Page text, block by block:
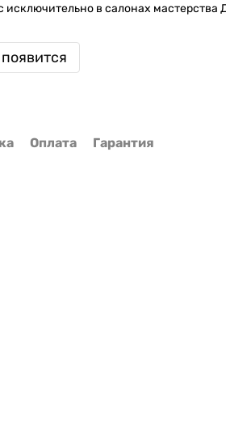
исключительно в салонах мастерства
Оплата Гарантия